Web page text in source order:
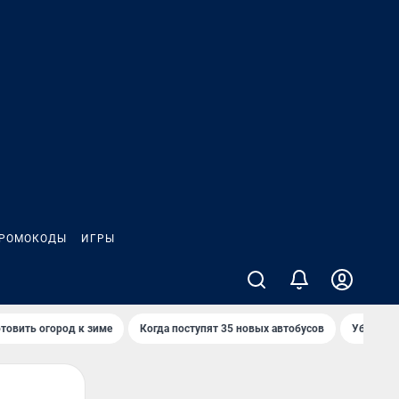
ИГРЫ
огород к зиме Когда поступят 35 новых автобусов Убийца